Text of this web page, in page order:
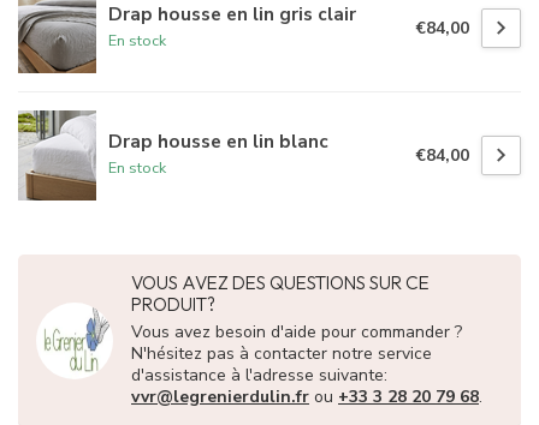
Drap housse en lin gris clair
En stock
€84,00
Drap housse en lin blanc
En stock
€84,00
VOUS AVEZ DES QUESTIONS SUR CE
PRODUIT?
Vous avez besoin d'aide pour commander ?
N'hésitez pas à contacter notre service
d'assistance à l'adresse suivante:
vvr@legrenierdulin.fr ou +33 3 28 20 79 68.